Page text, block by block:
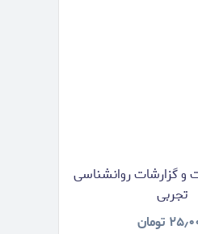
و گزارشات روانشناسی
تجربی
تومان